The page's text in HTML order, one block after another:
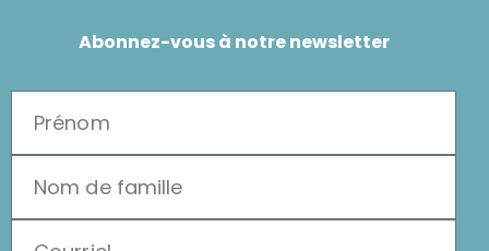
Abonnez-vous à notre newsletter